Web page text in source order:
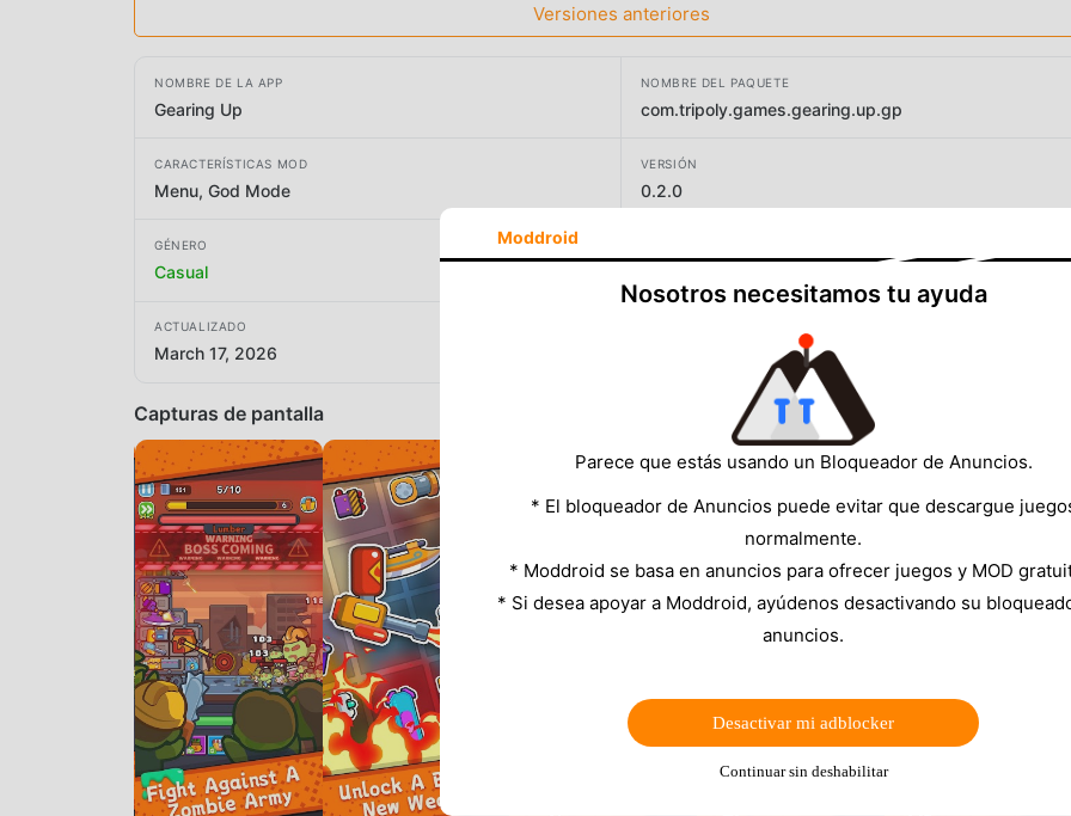
Versiones anteriores
NOMBRE DE LA APP
Gearing Up
NOMBRE DEL PAQUETE
com.tripoly.games.gearing.up.gp
CARACTERÍSTICAS MOD
Menu, God Mode
VERSIÓN
0.2.0
GÉNERO
Casual
ACTUALIZADO
March 17, 2026
Capturas de pantalla
Moddroid
Nosotros necesitamos tu ayuda
Parece que estás usando un Bloqueador de Anuncios.
* El bloqueador de Anuncios puede evitar que descargue
normalmente.
* Moddroid se basa en anuncios para ofrecer juegos y MOD
* Si desea apoyar a Moddroid, ayúdenos desactivando su
anuncios.
Desactivar mi adblocker
Continuar sin deshabilitar